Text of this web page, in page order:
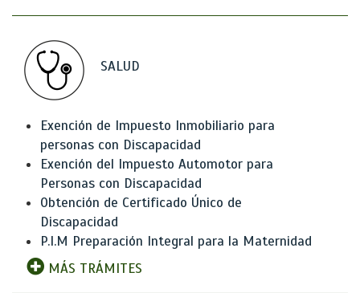
SALUD
Exención de Impuesto Inmobiliario para
personas con Discapacidad
Exención del Impuesto Automotor para
Personas con Discapacidad
Obtención de Certificado Único de
Discapacidad
P.I.M Preparación Integral para la Maternidad
MÁS TRÁMITES